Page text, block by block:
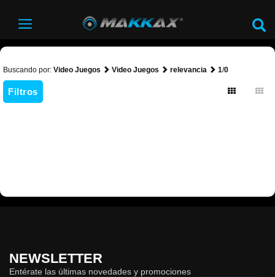
Buscando por: Video Juegos Video Juegos relevancia 1/0
Filtros
NEWSLETTER
Entérate las últimas novedades y promociones